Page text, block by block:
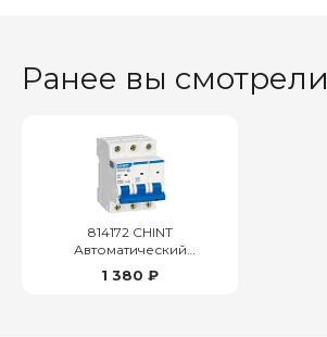
Ранее вы смотрели
814172 CHINT
Автоматический
выключатель NXB-63 3P 25А
6кА х-ка C (R)
1 380 ₽